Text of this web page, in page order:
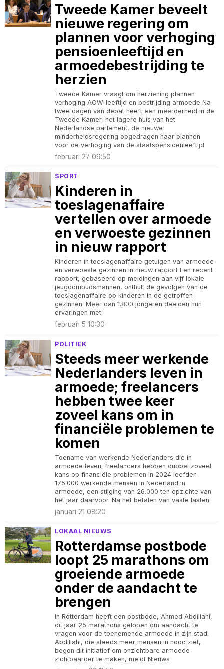
Tweede Kamer beveelt
nieuwe regering om
plannen voor verhoging
pensioenleeftijd en
armoedebestrijding te
herzien
Tweede Kamer vraagt om herziening plannen
verhoging AOW-leeftijd en bestrijding armoede Na
twee dagen van debat heeft een meerderheid in de
Tweede Kamer, het lagere huis van het
Nederlandse parlement, de nieuwe
minderheidsregering opgedragen haar plannen
voor de verhoging van de staatspensioenleeftijd
februari 27 09:50
SPORT
Kinderen in
toeslagenaffaire
vertellen over armoede
en verwoeste gezinnen
in nieuw rapport
Kinderen in toeslagenaffaire getuigen van armoede
en verwoeste gezinnen in nieuw rapport Een recent
rapport, gebaseerd op meldingen aan vijf lokale
jeugdombudsmannen, onthult de gevolgen van de
toeslagenaffaire op kinderen in de getroffen
gezinnen. Meer dan 1.800 jongeren deelden hun
ervaringen met
februari 5 10:30
POLITIEK
Steeds meer werkende
Nederlanders leven in
armoede; freelancers
hebben twee keer
zoveel kans om in
financiële problemen te
komen
Toename van werkende Nederlanders die in
armoede leven; freelancers hebben dubbel zoveel
kans op financiële problemen In 2024 leefden
175.000 werkende mensen in Nederland in
armoede, een stijging van 26.000 ten opzichte van
het jaar daarvoor. Na het betalen van vaste lasten
januari 21 08:20
LOKAAL NIEUWS
Rotterdamse postbode
loopt 25 marathons om
groeiende armoede
onder de aandacht te
brengen
In Rotterdam heeft een postbode, Ahmed Abdillahi,
dit jaar 25 marathons gelopen om aandacht te
vragen voor de toenemende armoede in zijn stad.
Abdillahi, die steeds meer mensen in nood ziet,
begon dit initiatief om onzichtbare armoede
zichtbaarder te maken, meldt Nieuws